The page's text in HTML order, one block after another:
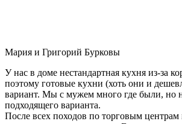
Мария и Григорий Бурковы
У нас в доме нестандартная кухня из-за
поэтому готовые кухни (хоть они и
вариант. Мы с мужем много где были, но
подходящего варианта.
После всех походов по торговым